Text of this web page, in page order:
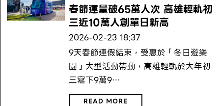
春節運量破65萬人次 高雄輕軌初
三近10萬人創單日新高
2026-02-23 18:37
9天春節連假結束，受惠於「冬日遊樂
園」大型活動帶動，高雄輕軌於大年初
三寫下9萬9…
READ MORE